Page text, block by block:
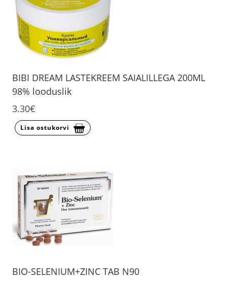
BIBI DREAM LASTEKREEM SAIALILLEGA 200ML
98% looduslik
3.30€
Lisa ostukorvi
BIO-SELENIUM+ZINC TAB N90